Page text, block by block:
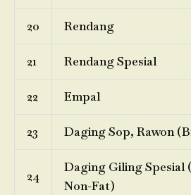
20 Rendang
21 Rendang Spesial
22 Empal
23 Daging Sop, Rawon
24
Daging Giling Spesial
Non-Fat)